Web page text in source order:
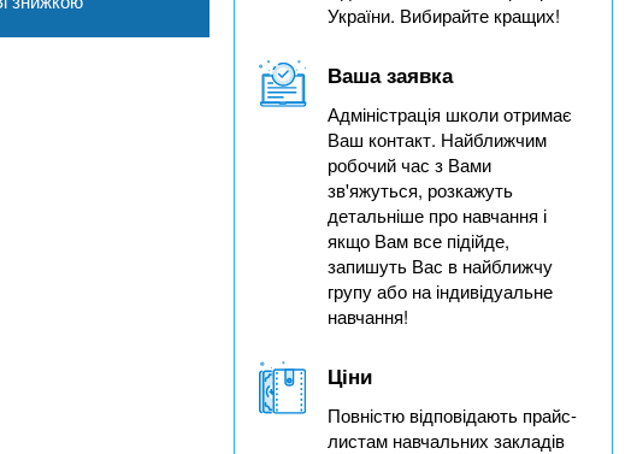
України. Вибирайте кращих!
Ваша заявка
Адміністрація школи отримає
Ваш контакт. Найближчим
робочий час з Вами
зв'яжуться, розкажуть
детальніше про навчання і
якщо Вам все підійде,
запишуть Вас в найближчу
групу або на індивідуальне
навчання!
Ціни
Повністю відповідають прайс-
листам навчальних закладів